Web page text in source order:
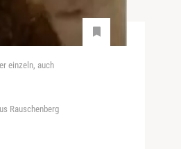
einzeln, auch
Rauschenberg